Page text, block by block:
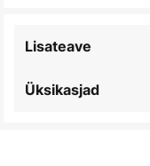
Üksikasjad
Lisateave